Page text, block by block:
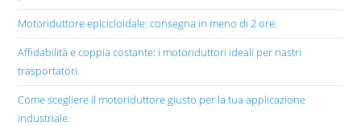
Motoriduttore epicicloidale: consegna in meno di 2 ore.
Affidabilità e coppia costante: i motoriduttori ideali per nastri
trasportatori.
Come scegliere il motoriduttore giusto per la tua applicazione
industriale.